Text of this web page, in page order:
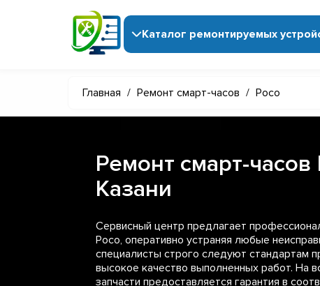
Каталог ремонтируемых
Главная / Ремонт смарт-часов / Poco
Ремонт смарт-часов
Казани
Сервисный центр предлагает
Poco, оперативно устраняя любые
специалисты строго следуют стандартам
высокое качество выполненных работ. На
запчасти предоставляется гарантия в